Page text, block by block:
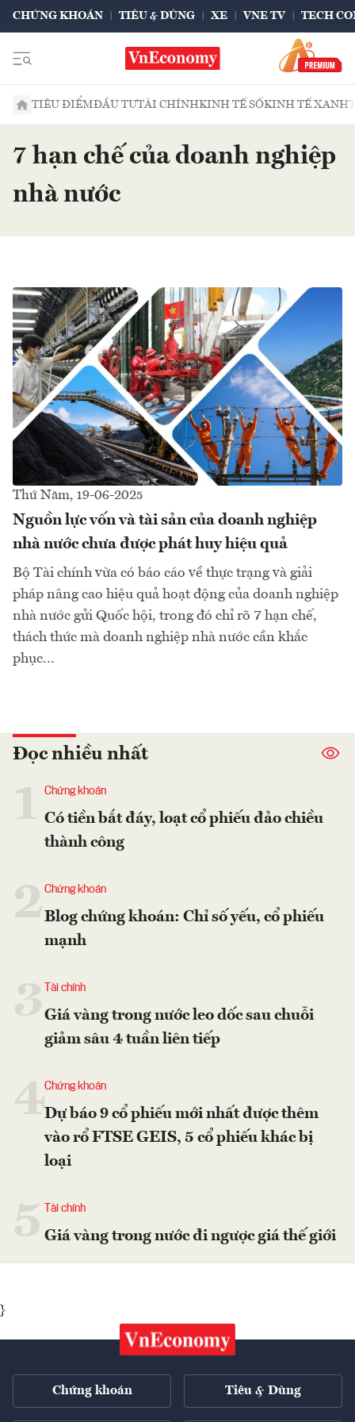
CHỨNG KHOÁN TIÊU & DÙNG XE VNE TV TECH
TIÊU ĐIỂMĐẦU TƯTÀI CHÍNHKINH TẾ SỐKINH TẾ XANH
7 hạn chế của doanh nghiệp
nhà nước
Thứ Năm, 19-06-2025
Nguồn lực vốn và tài sản của doanh nghiệp
nhà nước chưa được phát huy hiệu quả
Bộ Tài chính vừa có báo cáo về thực trạng và giải
pháp nâng cao hiệu quả hoạt động của doanh nghiệp
nhà nước gửi Quốc hội, trong đó chỉ rõ 7 hạn chế,
thách thức mà doanh nghiệp nhà nước cần khắc
phục…
Đọc nhiều nhất
Chứng khoán
Có tiền bắt đáy, loạt cổ phiếu đảo chiều
thành công
2Chứng khoán
Blog chứng khoán: Chỉ số yếu, cổ phiếu
mạnh
Tài chính
Giá vàng trong nước leo dốc sau chuỗi
giảm sâu 4 tuần liên tiếp
4Chứng khoán
Dự báo 9 cổ phiếu mới nhất được thêm
vào rổ FTSE GEIS, 5 cổ phiếu khác bị
loại
Tài chính
Giá vàng trong nước đi ngược giá thế giới
}
Chứng khoán Tiêu & Dùng